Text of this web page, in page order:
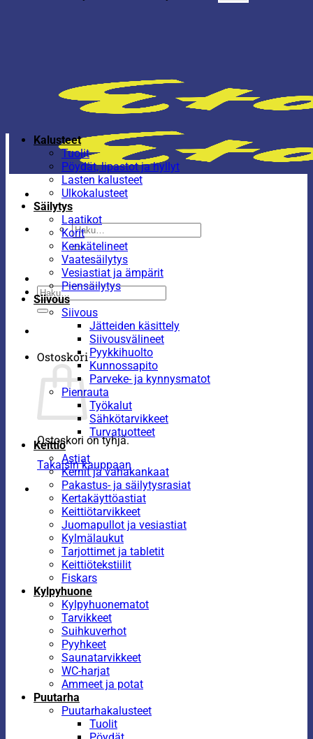
Etsi:
Etsi:
Ostoskori
Ostoskori on tyhjä.
Takaisin kauppaan
Kalusteet
Tuolit
Pöydät, lipastot ja hyllyt
Lasten kalusteet
Ulkokalusteet
Säilytys
Laatikot
Korit
Kenkätelineet
Vaatesäilytys
Vesiastiat ja ämpärit
Piensäilytys
Siivous
Siivous
Jätteiden käsittely
Siivousvälineet
Pyykkihuolto
Kunnossapito
Parveke- ja kynnysmatot
Pienrauta
Työkalut
Sähkötarvikkeet
Turvatuotteet
Keittiö
Astiat
Kernit ja vahakankaat
Pakastus- ja säilytysrasiat
Kertakäyttöastiat
Keittiötarvikkeet
Juomapullot ja vesiastiat
Kylmälaukut
Tarjottimet ja tabletit
Keittiötekstiilit
Fiskars
Kylpyhuone
Kylpyhuonematot
Tarvikkeet
Suihkuverhot
Pyyhkeet
Saunatarvikkeet
WC-harjat
Ammeet ja potat
Puutarha
Puutarhakalusteet
Tuolit